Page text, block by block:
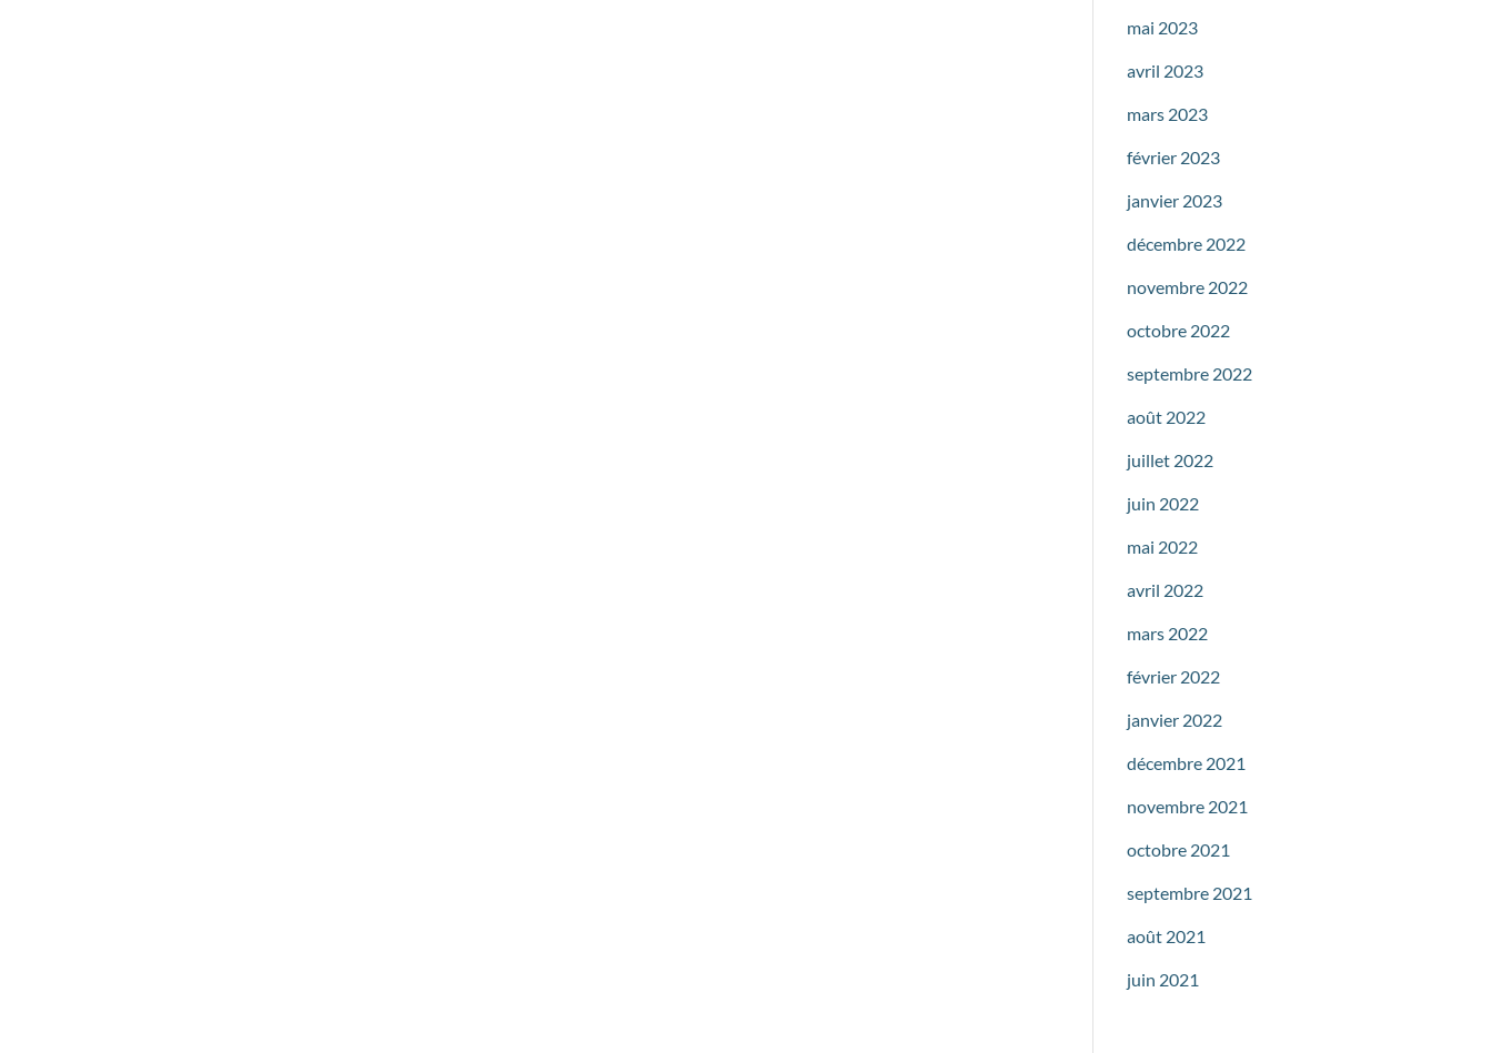
mai 2023
avril 2023
mars 2023
février 2023
janvier 2023
décembre 2022
novembre 2022
octobre 2022
septembre 2022
août 2022
juillet 2022
juin 2022
mai 2022
avril 2022
mars 2022
février 2022
janvier 2022
décembre 2021
novembre 2021
octobre 2021
septembre 2021
août 2021
juin 2021